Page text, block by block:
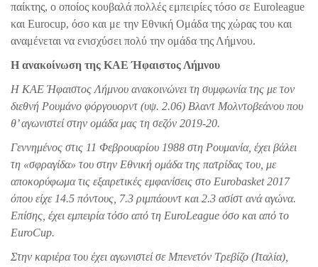
παίκτης, ο οποίος κουβαλά πολλές εμπειρίες τόσο σε Euroleague
και Eurocup, όσο και με την Εθνική Ομάδα της χώρας του και
αναμένεται να ενισχύσει πολύ την ομάδα της Λήμνου.
Η ανακοίνωση της ΚΑΕ Ήφαιστος Λήμνου
Η ΚΑΕ Ήφαιστος Λήμνου ανακοινώνει τη συμφωνία της με τον
διεθνή Ρουμάνο φόργουορντ (υψ. 2.06) Βλαντ Μολντοβεάνου που
θ’ αγωνιστεί στην ομάδα μας τη σεζόν 2019-20.
Γεννημένος στις 11 Φεβρουαρίου 1988 στη Ρουμανία, έχει βάλει
τη «σφραγίδα» του στην Εθνική ομάδα της πατρίδας του, με
αποκορύφωμα τις εξαιρετικές εμφανίσεις στο Eurobasket 2017
όπου είχε 14.5 πόντους, 7.3 ριμπάουντ και 2.3 ασίστ ανά αγώνα.
Επίσης, έχει εμπειρία τόσο από τη EuroLeague όσο και από το
EuroCup.
Στην καριέρα του έχει αγωνιστεί σε Μπενετόν Τρεβίζο (Ιταλία),